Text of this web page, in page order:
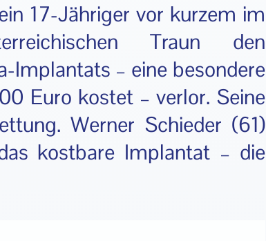
17-Jähriger vor kurzem im
Traun den
Implantats – eine besondere
Euro kostet – verlor. Seine
Werner Schieder (61)
kostbare Implantat – die